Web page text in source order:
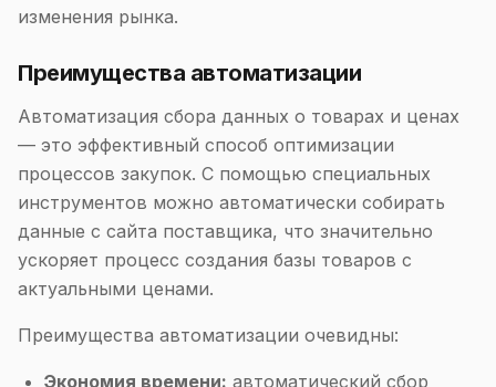
изменения рынка.
Преимущества автоматизации
Автоматизация сбора данных о товарах и ценах
— это эффективный способ оптимизации
процессов закупок. С помощью специальных
инструментов можно автоматически собирать
данные с сайта поставщика, что значительно
ускоряет процесс создания базы товаров с
актуальными ценами.
Преимущества автоматизации очевидны:
Экономия времени: автоматический сбор